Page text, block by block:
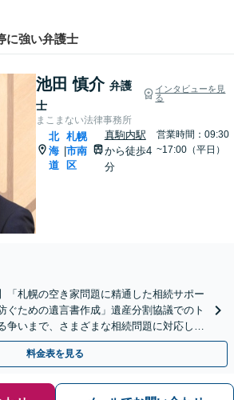
に強い弁護士
池田 慎介 弁護
士
インタビューを見
る
まこまない法律事務所
北
海
道
札幌
市南
区
真駒内駅
から徒歩4
分
営業時間：09:30
~17:00（平日）
「札幌の空き家問題に精通した相続サポー
ぐための遺言書作成」遺産分割協議でのト
争いまで、さまざまな相続問題に対応して
面談対応で安心の相談」
料金表を見る